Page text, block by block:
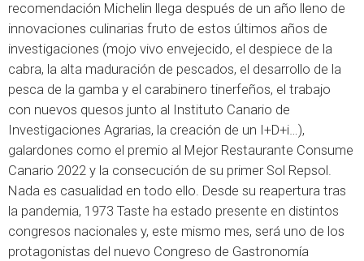
recomendación Michelin llega después de un año lleno de
innovaciones culinarias fruto de estos últimos años de
investigaciones (mojo vivo envejecido, el despiece de la
cabra, la alta maduración de pescados, el desarrollo de la
pesca de la gamba y el carabinero tinerfeños, el trabajo
con nuevos quesos junto al Instituto Canario de
Investigaciones Agrarias, la creación de un I+D+i…),
galardones como el premio al Mejor Restaurante Consume
Canario 2022 y la consecución de su primer Sol Repsol.
Nada es casualidad en todo ello. Desde su reapertura tras
la pandemia, 1973 Taste ha estado presente en distintos
congresos nacionales y, este mismo mes, será uno de los
protagonistas del nuevo Congreso de Gastronomía